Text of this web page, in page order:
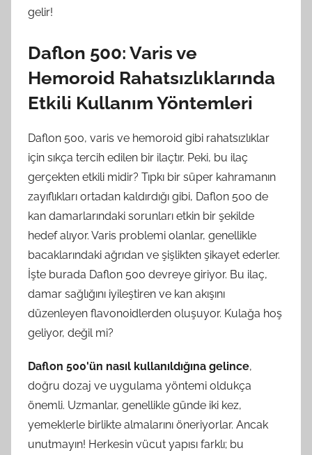
gelir!
Daflon 500: Varis ve
Hemoroid Rahatsızlıklarında
Etkili Kullanım Yöntemleri
Daflon 500, varis ve hemoroid gibi rahatsızlıklar
için sıkça tercih edilen bir ilaçtır. Peki, bu ilaç
gerçekten etkili midir? Tıpkı bir süper kahramanın
zayıflıkları ortadan kaldırdığı gibi, Daflon 500 de
kan damarlarındaki sorunları etkin bir şekilde
hedef alıyor. Varis problemi olanlar, genellikle
bacaklarındaki ağrıdan ve şişlikten şikayet ederler.
İşte burada Daflon 500 devreye giriyor. Bu ilaç,
damar sağlığını iyileştiren ve kan akışını
düzenleyen flavonoidlerden oluşuyor. Kulağa hoş
geliyor, değil mi?
Daflon 500'ün nasıl kullanıldığına gelince,
doğru dozaj ve uygulama yöntemi oldukça
önemli. Uzmanlar, genellikle günde iki kez,
yemeklerle birlikte almalarını öneriyorlar. Ancak
unutmayın! Herkesin vücut yapısı farklı; bu